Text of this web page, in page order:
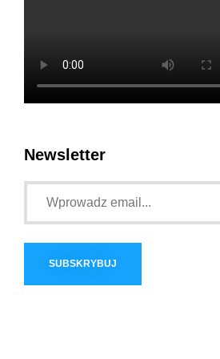
Newsletter